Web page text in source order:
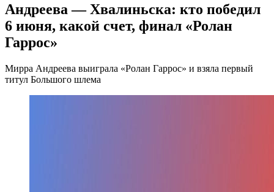
Андреева — Хвалиньска: кто победил
6 июня, какой счет, финал «Ролан
Гаррос»
Мирра Андреева выиграла «Ролан Гаррос» и взяла первый
титул Большого шлема